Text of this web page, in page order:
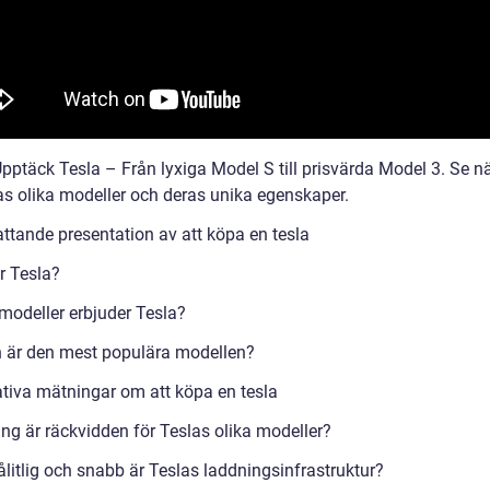
Tesla – Från lyxiga Model S till prisvärda Model 3. Se
olika modeller och deras unika egenskaper.
presentation av att köpa en tesla
Tesla?
erbjuder Tesla?
är den mest populära modellen?
mätningar om att köpa en tesla
är räckvidden för Teslas olika modeller?
och snabb är Teslas laddningsinfrastruktur?